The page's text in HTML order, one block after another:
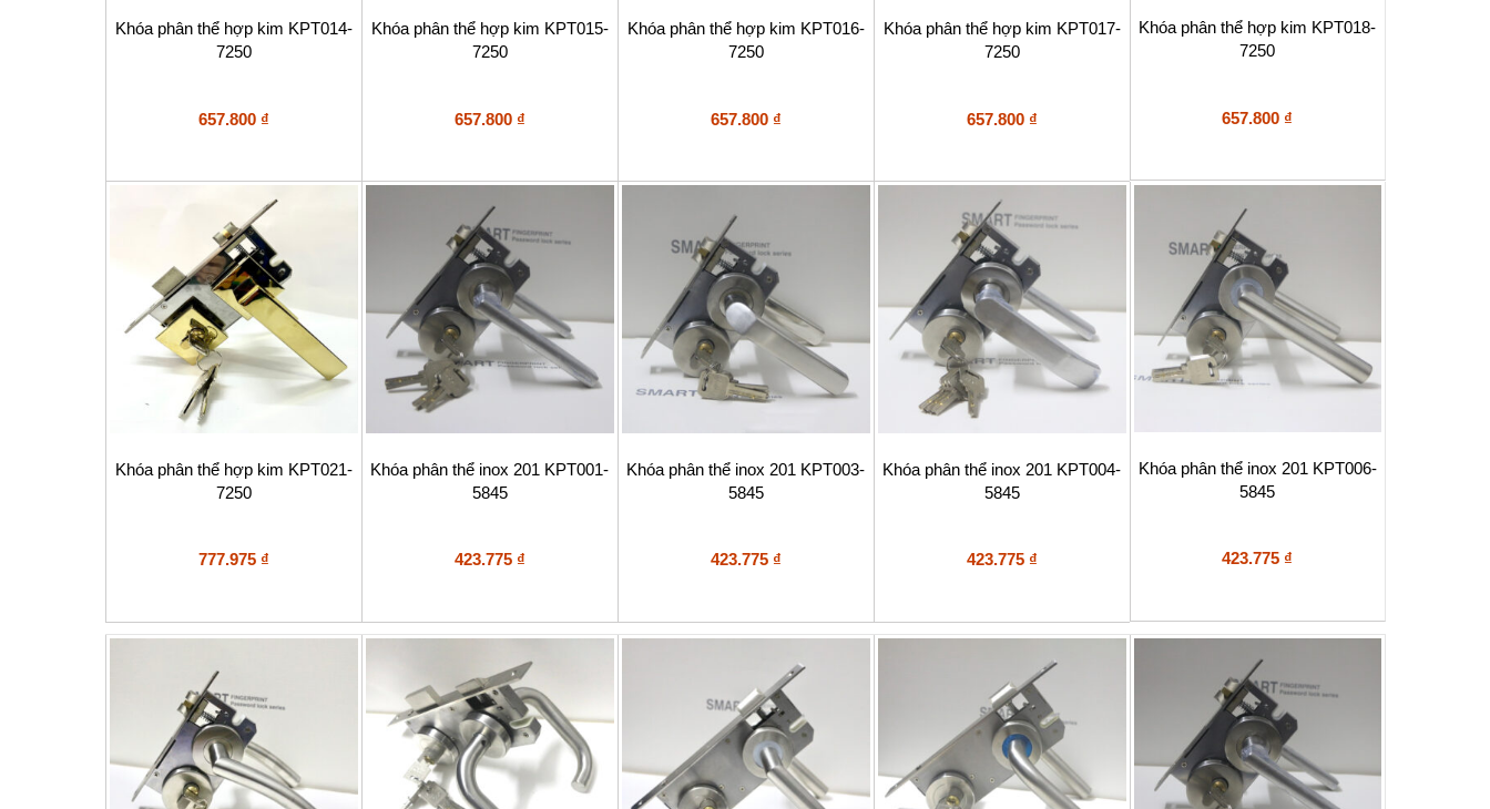
Khóa phân thể hợp kim KPT014-
7250
657.800 ₫
Khóa phân thể hợp kim KPT015-
7250
657.800 ₫
Khóa phân thể hợp kim KPT016-
7250
657.800 ₫
Khóa phân thể hợp kim KPT017-
7250
657.800 ₫
Khóa phân thể hợp kim KPT018-
7250
657.800 ₫
Khóa phân thể hợp kim KPT021-
7250
777.975 ₫
Khóa phân thể inox 201 KPT001-
5845
423.775 ₫
Khóa phân thể inox 201 KPT003-
5845
423.775 ₫
Khóa phân thể inox 201 KPT004-
5845
423.775 ₫
Khóa phân thể inox 201 KPT006-
5845
423.775 ₫